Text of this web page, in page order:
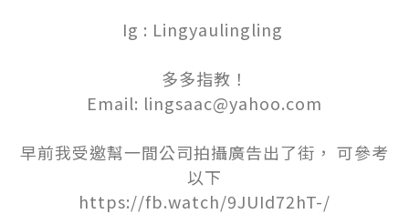
Ig : Lingyaulingling
多多指教！
Email: lingsaac@yahoo.com
早前我受邀幫一間公司拍攝廣告出了街， 可參考
以下
https://fb.watch/9JUId72hT-/